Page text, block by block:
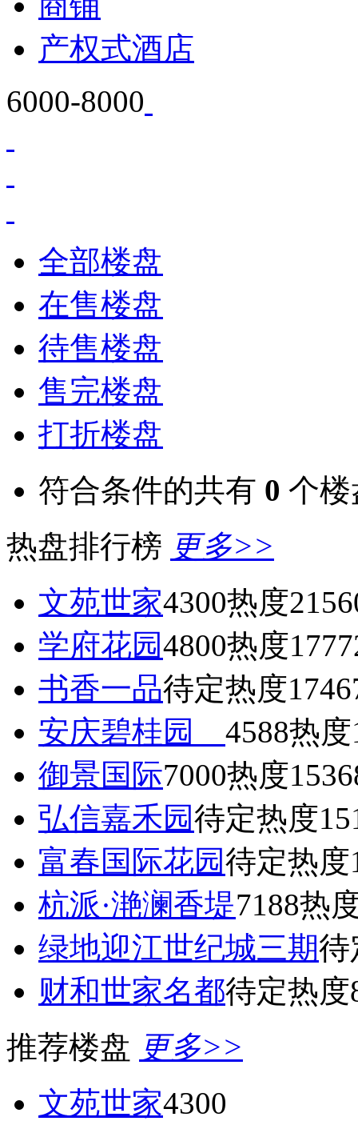
产权式酒店
6000-8000
全部楼盘
在售楼盘
待售楼盘
售完楼盘
打折楼盘
符合条件的共有 0 个楼
热盘排行榜 更多>>
文苑世家4300热度
学府花园4800热度
书香一品待定热度
安庆碧桂园 4588热度
御景国际7000热度
弘信嘉禾园待定热度
富春国际花园待定热度
杭派·滟澜香堤7188热
绿地迎江世纪城三期待
财和世家名都待定热度
推荐楼盘 更多>>
文苑世家4300